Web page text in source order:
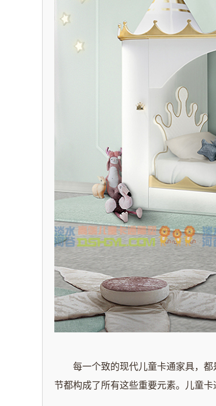
每一个致的现代儿童卡通家具，
节都构成了所有这些重要元素。儿童